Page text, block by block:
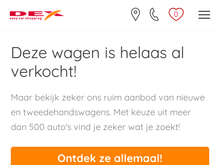
0
Deze wagen is helaas al
verkocht!
Maar bekijk zeker ons ruim aanbod van nieuwe
en tweedehandswagens. Met keuze uit meer
dan 500 auto's vind je zeker wat je zoekt!
Ontdek ze allemaal!